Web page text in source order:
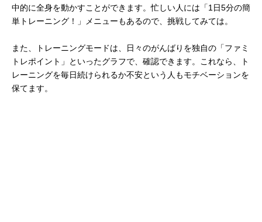
中的に全身を動かすことができます。忙しい人には「1日5分の簡
単トレーニング！」メニューもあるので、挑戦してみては。
また、トレーニングモードは、日々のがんばりを独自の「ファミ
トレポイント」といったグラフで、確認できます。これなら、ト
レーニングを毎日続けられるか不安という人もモチベーションを
保てます。